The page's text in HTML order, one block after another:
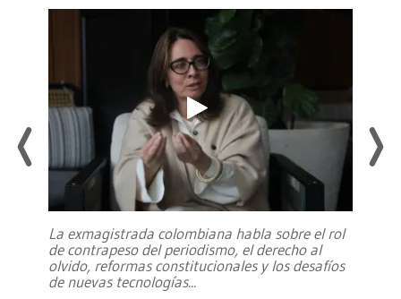
La exmagistrada colombiana habla sobre el rol
de contrapeso del periodismo, el derecho al
olvido, reformas constitucionales y los desafíos
de nuevas tecnologías...